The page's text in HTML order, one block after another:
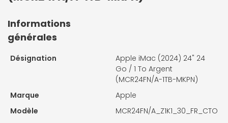
Informations
générales
Désignation
Apple iMac (2024) 24" 24
Go / 1 To Argent
(MCR24FN/A-1TB-MKPN)
Marque
Apple
Modèle
MCR24FN/A_Z1K1_30_FR_CTO